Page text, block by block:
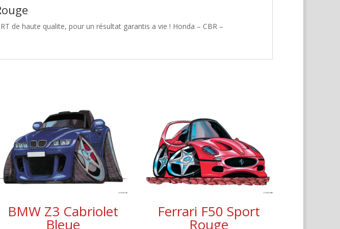
de haute qualite, pour un résultat garantis a vie ! Honda – CBR –
BMW Z3 Cabriolet
Bleue
Ferrari F50 Sport
Rouge